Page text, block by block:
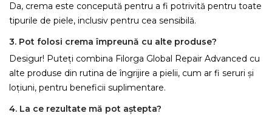
Da, crema este concepută pentru a fi potrivită pentru toate
tipurile de piele, inclusiv pentru cea sensibilă.
3. Pot folosi crema împreună cu alte produse?
Desigur! Puteți combina Filorga Global Repair Advanced cu
alte produse din rutina de îngrijire a pielii, cum ar fi seruri și
loțiuni, pentru beneficii suplimentare.
4. La ce rezultate mă pot aștepta?